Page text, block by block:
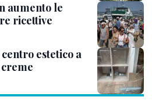
aumento le
ricettive
estetico a